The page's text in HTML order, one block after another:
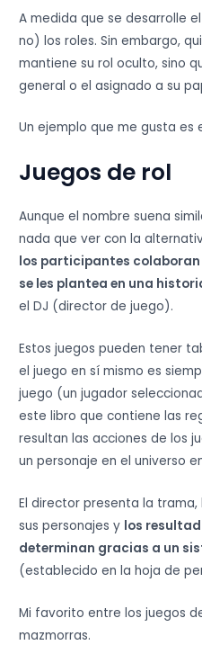
A medida que se desarrolle
no) los roles. Sin embargo,
mantiene su rol oculto, sino
general o el asignado a su
Un ejemplo que me gusta es
Juegos de rol
Aunque el nombre suena
nada que ver con la
los participantes
se les plantea en una
el DJ (director de juego).
Estos juegos pueden tener
el juego en sí mismo es
juego (un jugador
este libro que contiene las
resultan las acciones de los
un personaje en el universo
El director presenta la
sus personajes y los
determinan gracias a un
(establecido en la hoja de
Mi favorito entre los juegos
mazmorras.